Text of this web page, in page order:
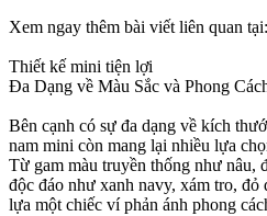
Xem ngay thêm bài viết liên quan
Thiết kế mini tiện lợi
Đa Dạng về Màu Sắc và Phong
Bên cạnh có sự đa dạng về kích
nam mini còn mang lại nhiều lựa
Từ gam màu truyền thống như nâu,
độc đáo như xanh navy, xám tro, đỏ
lựa một chiếc ví phản ánh phong